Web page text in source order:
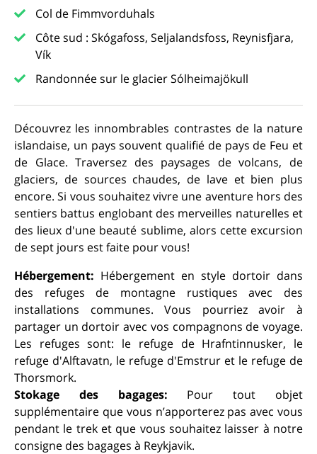
Col de Fimmvorduhals
Côte sud : Skógafoss, Seljalandsfoss, Reynisfjara,
Vík
Randonnée sur le glacier Sólheimajökull
Découvrez les innombrables contrastes de la nature
islandaise, un pays souvent qualifié de pays de Feu et
de Glace. Traversez des paysages de volcans, de
glaciers, de sources chaudes, de lave et bien plus
encore. Si vous souhaitez vivre une aventure hors des
sentiers battus englobant des merveilles naturelles et
des lieux d'une beauté sublime, alors cette excursion
de sept jours est faite pour vous!
Hébergement: Hébergement en style dortoir dans
des refuges de montagne rustiques avec des
installations communes. Vous pourriez avoir à
partager un dortoir avec vos compagnons de voyage.
Les refuges sont: le refuge de Hrafntinnusker, le
refuge d'Alftavatn, le refuge d'Emstrur et le refuge de
Thorsmork.
Stokage des bagages:
Pour tout objet
supplémentaire que vous n’apporterez pas avec vous
pendant le trek et que vous souhaitez laisser à notre
consigne des bagages à Reykjavik.